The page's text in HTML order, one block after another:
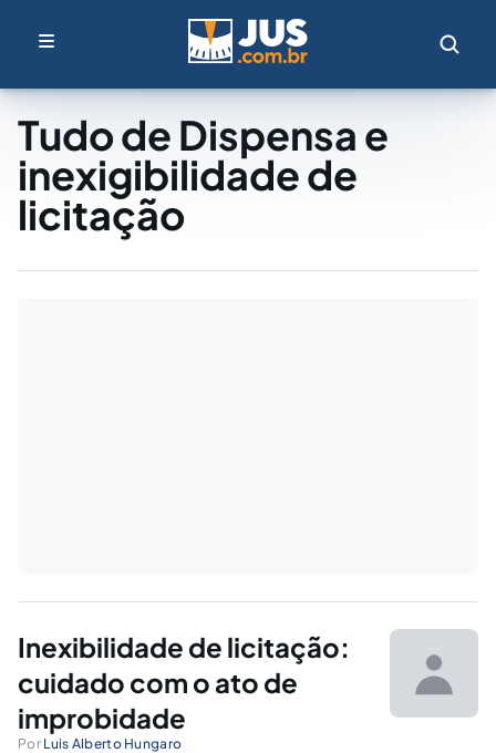
Tudo de Dispensa e
inexigibilidade de
licitação
Inexibilidade de licitação:
cuidado com o ato de
improbidade
Por Luis Alberto Hungaro